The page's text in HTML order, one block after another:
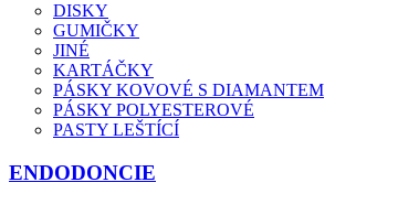
DISKY
GUMIČKY
JINÉ
KARTÁČKY
PÁSKY KOVOVÉ S DIAMANTEM
PÁSKY POLYESTEROVÉ
PASTY LEŠTÍCÍ
ENDODONCIE